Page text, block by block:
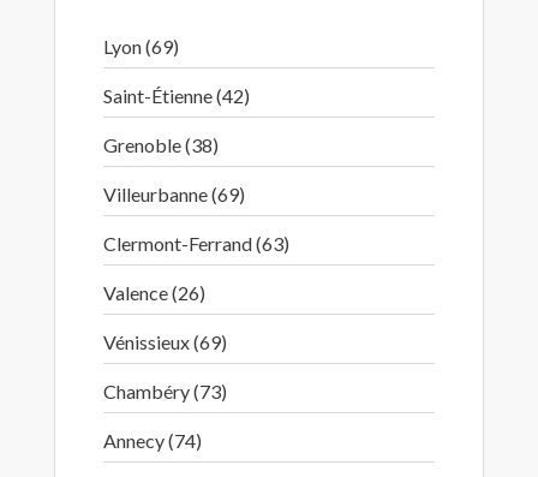
Lyon (69)
Saint-Étienne (42)
Grenoble (38)
Villeurbanne (69)
Clermont-Ferrand (63)
Valence (26)
Vénissieux (69)
Chambéry (73)
Annecy (74)